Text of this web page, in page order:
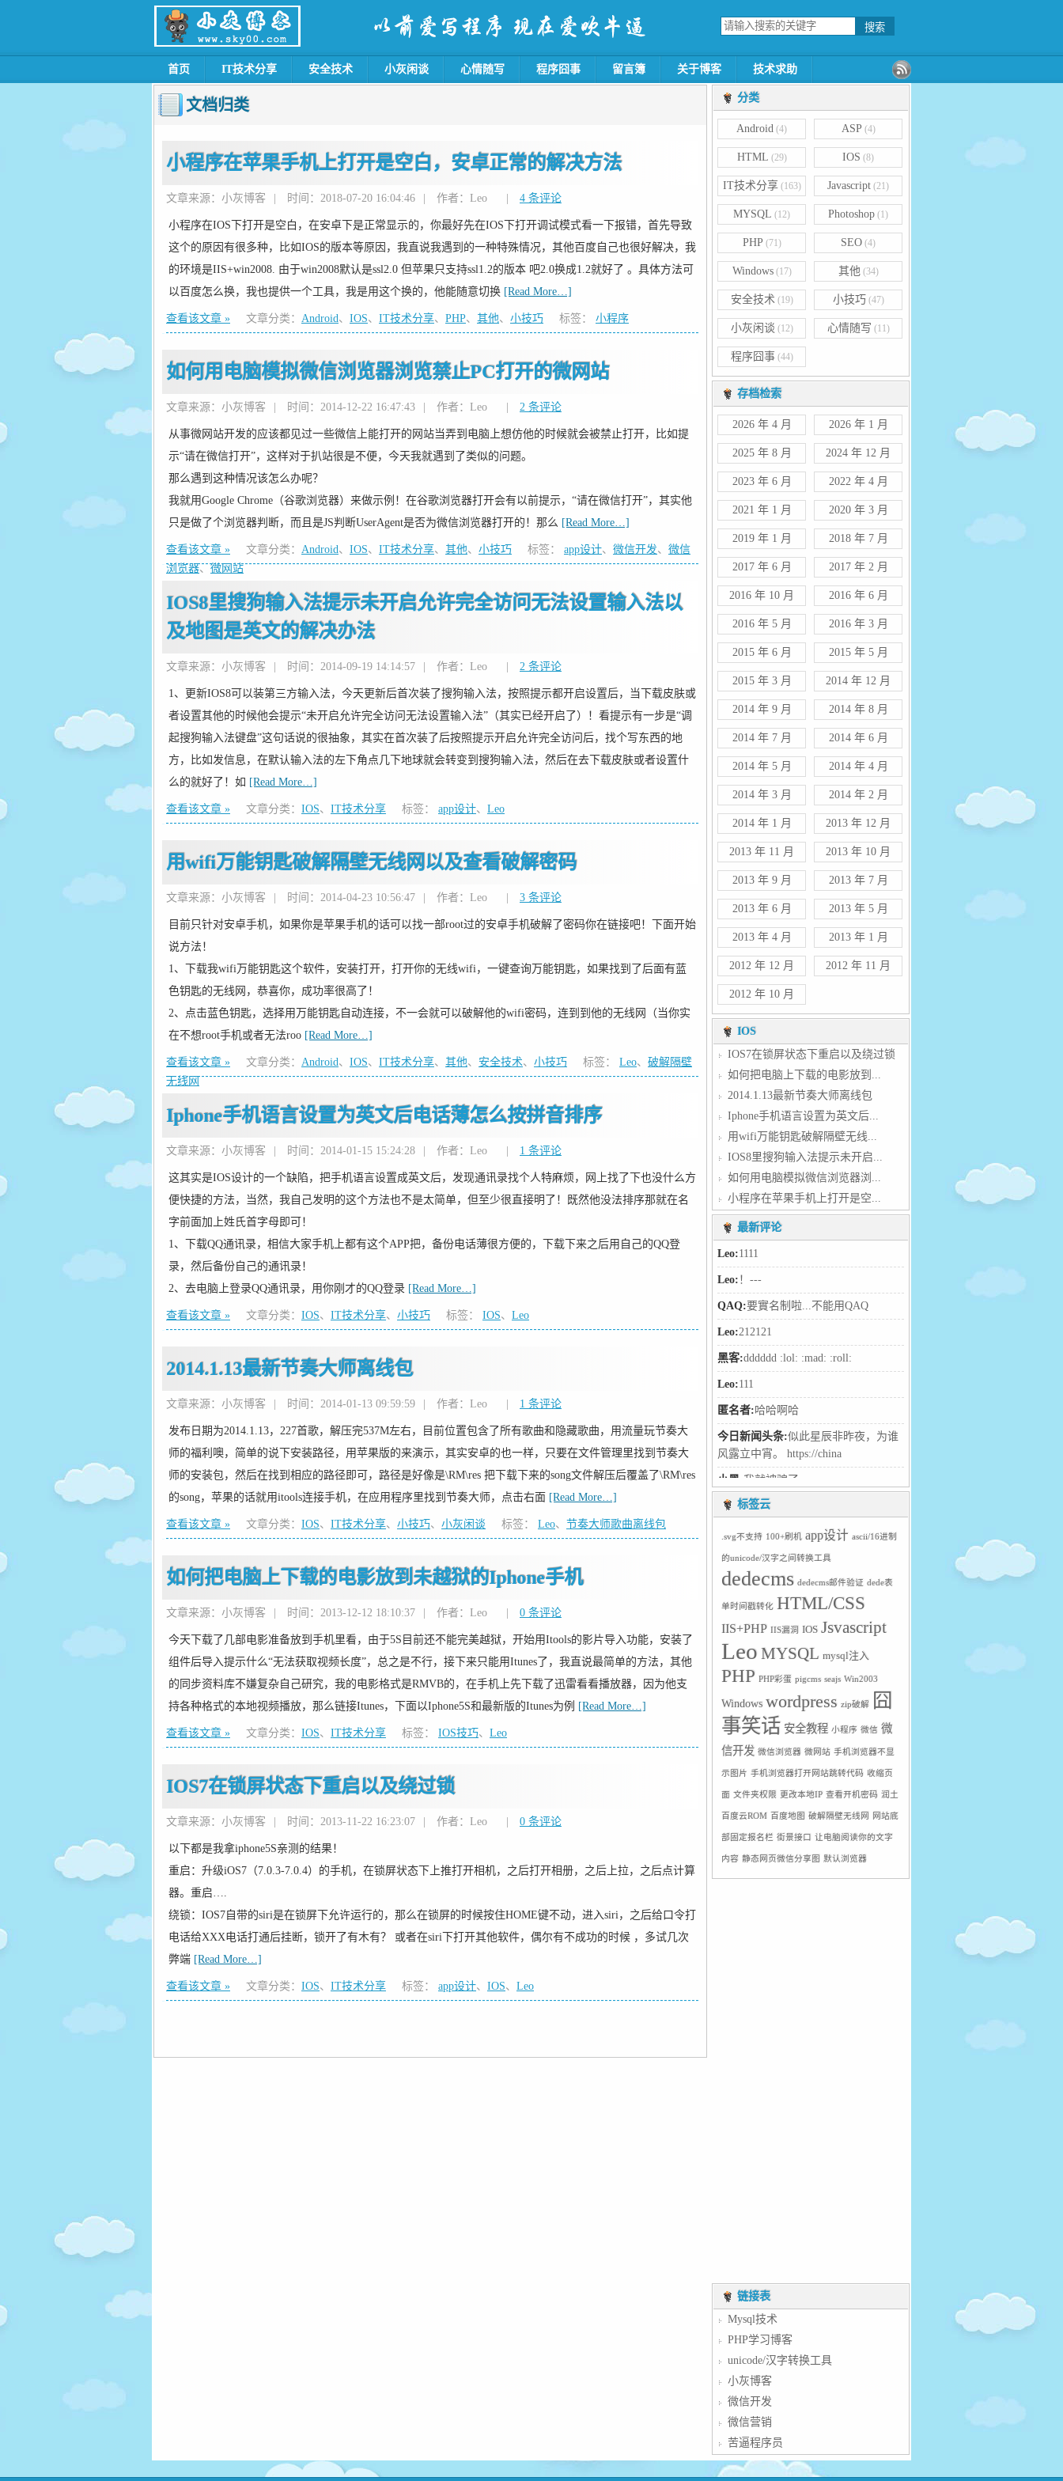
首页 IT技术分享 安全技术 小灰闲谈 心情随写 程序囧事 留言簿 关于博客 技术求助
文档归类
小程序在苹果手机上打开是空白，安卓正常的解决方法
文章来源：小灰博客 时间：2018-07-20 16:04:46 作者：Leo 4 条评论
小程序在IOS下打开是空白，在安卓下是正常显示的，你最好先在IOS下打开调试模式看一下报错，首先导致
这个的原因有很多种，比如IOS的版本等原因，我直说我遇到的一种特殊情况，其他百度自己也很好解决，我
的环境是IIS+win2008. 由于win2008默认是ssl2.0 但苹果只支持ssl1.2的版本 吧2.0换成1.2就好了 。具体方法可
以百度怎么换，我也提供一个工具，我是用这个换的，他能随意切换 [Read More…]
查看该文章 » 文章分类： Android、 IOS、 IT技术分享、 PHP、 其他、 小技巧 标签： 小程序
如何用电脑模拟微信浏览器浏览禁止PC打开的微网站
文章来源：小灰博客 时间：2014-12-22 16:47:43 作者：Leo 2 条评论
从事微网站开发的应该都见过一些微信上能打开的网站当弄到电脑上想仿他的时候就会被禁止打开，比如提
示“请在微信打开”，这样对于扒站很是不便，今天我就遇到了类似的问题。
那么遇到这种情况该怎么办呢？
我就用Google Chrome（谷歌浏览器）来做示例！在谷歌浏览器打开会有以前提示，“请在微信打开”，其实他
只是做了个浏览器判断，而且是JS判断UserAgent是否为微信浏览器打开的！那么 [Read More…]
查看该文章 » 文章分类： Android、 IOS、 IT技术分享、 其他、 小技巧 标签： app设计、 微信开发、 微信
浏览器、微网站
IOS8里搜狗输入法提示未开启允许完全访问无法设置输入法以
及地图是英文的解决办法
文章来源：小灰博客 时间：2014-09-19 14:14:57 作者：Leo 2 条评论
1、更新IOS8可以装第三方输入法，今天更新后首次装了搜狗输入法，按照提示都开启设置后，当下载皮肤或
者设置其他的时候他会提示“未开启允许完全访问无法设置输入法”（其实已经开启了）！看提示有一步是“调
起搜狗输入法键盘”这句话说的很抽象，其实在首次装了后按照提示开启允许完全访问后，找个写东西的地
方，比如发信息，在默认输入法的左下角点几下地球就会转变到搜狗输入法，然后在去下载皮肤或者设置什
么的就好了！如 [Read More…]
查看该文章 » 文章分类： IOS、 IT技术分享 标签： app设计、 Leo
用wifi万能钥匙破解隔壁无线网以及查看破解密码
文章来源：小灰博客 时间：2014-04-23 10:56:47 作者：Leo 3 条评论
目前只针对安卓手机，如果你是苹果手机的话可以找一部root过的安卓手机破解了密码你在链接吧！下面开始
说方法！
1、下载我wifi万能钥匙这个软件，安装打开，打开你的无线wifi，一键查询万能钥匙，如果找到了后面有蓝
色钥匙的无线网，恭喜你，成功率很高了！
2、点击蓝色钥匙，选择用万能钥匙自动连接，不一会就可以破解他的wifi密码，连到到他的无线网（当你实
在不想root手机或者无法roo [Read More…]
查看该文章 » 文章分类： Android、 IOS、 IT技术分享、 其他、 安全技术、 小技巧 标签： Leo、 破解隔壁
无线网
Iphone手机语言设置为英文后电话薄怎么按拼音排序
文章来源：小灰博客 时间：2014-01-15 15:24:28 作者：Leo 1 条评论
这其实是IOS设计的一个缺陷，把手机语言设置成英文后，发现通讯录找个人特麻烦，网上找了下也没什么方
便快捷的方法，当然，我自己发明的这个方法也不是太简单，但至少很直接明了！既然他没法排序那就在名
字前面加上姓氏首字母即可！
1、下载QQ通讯录，相信大家手机上都有这个APP把，备份电话薄很方便的，下载下来之后用自己的QQ登
录，然后备份自己的通讯录！
2、去电脑上登录QQ通讯录，用你刚才的QQ登录 [Read More…]
查看该文章 » 文章分类： IOS、 IT技术分享、 小技巧 标签： IOS、 Leo
2014.1.13最新节奏大师离线包
文章来源：小灰博客 时间：2014-01-13 09:59:59 作者：Leo 1 条评论
发布日期为2014.1.13，227首歌，解压完537M左右，目前位置包含了所有歌曲和隐藏歌曲，用流量玩节奏大
师的福利噢，简单的说下安装路径，用苹果版的来演示，其实安卓的也一样，只要在文件管理里找到节奏大
师的安装包，然后在找到相应的路径即可，路径是好像是\RM\res 把下载下来的song文件解压后覆盖了\RM\res
的song，苹果的话就用itools连接手机，在应用程序里找到节奏大师，点击右面 [Read More…]
查看该文章 » 文章分类： IOS、 IT技术分享、 小技巧、 小灰闲谈 标签： Leo、 节奏大师歌曲离线包
如何把电脑上下载的电影放到未越狱的Iphone手机
文章来源：小灰博客 时间：2013-12-12 18:10:37 作者：Leo 0 条评论
今天下载了几部电影准备放到手机里看，由于5S目前还不能完美越狱，开始用Itools的影片导入功能，安装了
组件后导入提示什么“无法获取视频长度”，总之是不行，接下来只能用Itunes了，我直说最简单的方法，其他
的同步资料库不嫌复杂自己研究，我的电影格式是RMVB的，在手机上先下载了迅雷看看播放器，因为他支
持各种格式的本地视频播放，那么链接Itunes，下面以Iphone5S和最新版的Itunes为例 [Read More…]
查看该文章 » 文章分类： IOS、 IT技术分享 标签： IOS技巧、 Leo
IOS7在锁屏状态下重启以及绕过锁
文章来源：小灰博客 时间：2013-11-22 16:23:07 作者：Leo 0 条评论
以下都是我拿iphone5S亲测的结果！
重启：升级iOS7（7.0.3-7.0.4）的手机，在锁屏状态下上推打开相机，之后打开相册，之后上拉，之后点计算
器。重启….
绕锁：IOS7自带的siri是在锁屏下允许运行的，那么在锁屏的时候按住HOME键不动，进入siri，之后给口令打
电话给XXX电话打通后挂断，锁开了有木有？ 或者在siri下打开其他软件，偶尔有不成功的时候 ，多试几次
弊端 [Read More…]
查看该文章 » 文章分类： IOS、 IT技术分享 标签： app设计、 IOS、 Leo
分类
Android (4) ASP (4)
HTML (29) IOS (8)
IT技术分享(163) Javascript (21)
MYSQL (12) Photoshop (1)
PHP (71) SEO (4)
Windows(17) 其他(34)
安全技术(19) 小技巧 (47)
小灰闲谈 (12) 心情随写 (11)
程序囧事(44)
存档检索
2026 年 4 月 2026 年 1 月
2025 年 8 月 2024 年 12 月
2023 年 6 月 2022 年 4 月
2021 年 1 月 2020 年 3 月
2019 年 1 月 2018 年 7 月
2017 年 6 月 2017 年 2 月
2016 年 10 月 2016 年 6 月
2016 年 5 月 2016 年 3 月
2015 年 6 月 2015 年 5 月
2015 年 3 月 2014 年 12 月
2014 年 9 月 2014 年 8 月
2014 年 7 月 2014 年 6 月
2014 年 5 月 2014 年 4 月
2014 年 3 月 2014 年 2 月
2014 年 1 月 2013 年 12 月
2013 年 11 月 2013 年 10 月
2013 年 9 月 2013 年 7 月
2013 年 6 月 2013 年 5 月
2013 年 4 月 2013 年 1 月
2012 年 12 月 2012 年 11 月
2012 年 10 月
IOS
IOS7在锁屏状态下重启以及绕过锁
如何把电脑上下载的电影放到...
2014.1.13最新节奏大师离线包
Iphone手机语言设置为英文后...
用wifi万能钥匙破解隔壁无线...
IOS8里搜狗输入法提示未开启...
如何用电脑模拟微信浏览器浏...
小程序在苹果手机上打开是空...
最新评论
Leo:1111
Leo:！---
QAQ:要實名制啦...不能用QAQ
Leo:212121
黑客:dddddd :lol: :mad: :roll:
Leo:111
匿名者:哈哈啊哈
今日新闻头条:
风露立中宵。 https://china
Leo: :lol: :lol:
笑笑: hello大神，学习了
小暖: 居然
Leo:得得得
ni: dd :twisted: :lol: :shock:
匿名者:hello大神
Leo:欢迎欢迎
Leo: 1
算法网:[…] 今天偶尔发现给一篇dede
下的长文章插入
标签云
.svg不支持 100+刷机 app设计 ascii/16进制
的unicode/汉字之间转换工具
dedecms dedecms邮件验证 dede表
单时间戳转化 HTML/CSS
IIS+PHP IIS漏洞 IOS Jsvascript
Leo MYSQL mysql注入
PHP PHP彩蛋 pigcms seajs Win2003
Windows wordpress zip破解
囧
事笑话 安全教程 小程序 微信 微
信开发 微信浏览器 微网站 手机浏览器不显
示图片 手机浏览器打开网站跳转代码 收缩页
面 文件夹权限 更改本地IP 查看开机密码 润土
百度云ROM 百度地图 破解隔壁无线网 网站底
部固定报名栏 街景接口 让电脑阅读你的文字
内容 静态网页微信分享图 默认浏览器
链接表
Mysql技术
PHP学习博客
unicode/汉字转换工具
小灰博客
微信开发
微信营销
苦逼程序员